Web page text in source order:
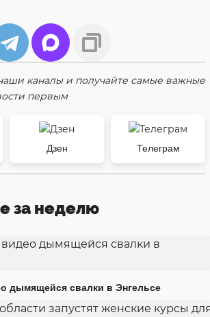
каналы и получайте самые важные
первым
Дзен Телеграм
за неделю
дымящейся свалки в Энгельсе